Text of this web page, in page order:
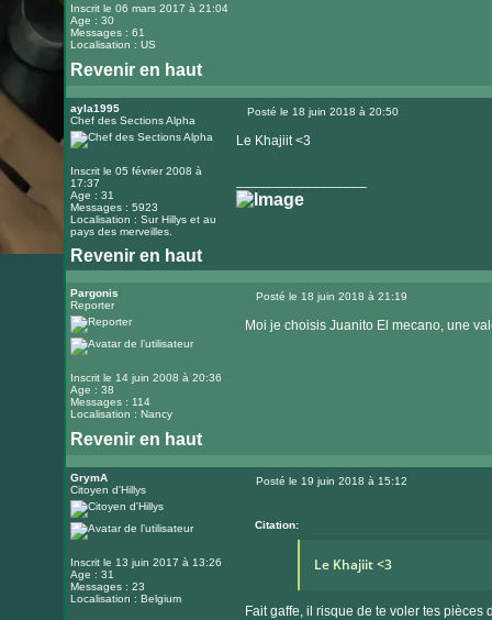
Inscrit le 06 mars 2017 à 21:04
Age : 30
Messages : 61
Localisation : US
Revenir en haut
ayla1995
Chef des Sections Alpha
Inscrit le 05 février 2008 à
17:37
Age : 31
Messages : 5923
Localisation : Sur Hillys et au
pays des merveilles.
Posté le 18 juin 2018 à 20:50
Le Khajiit <3
Revenir en haut
Visiter
le
internet
Pargonis
Reporter
Inscrit le 14 juin 2008 à 20:36
Age : 38
Messages : 114
Localisation : Nancy
Posté le 18 juin 2018 à 21:19
Moi je choisis Juanito El mecano, une
Revenir en haut
GrymA
Citoyen d'Hillys
Inscrit le 13 juin 2017 à 13:26
Age : 31
Messages : 23
Localisation : Belgium
Posté le 19 juin 2018 à 15:12
Citation:
Le Khajiit <3
Fait gaffe, il risque de te voler tes pièces